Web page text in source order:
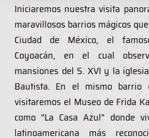
Iniciaremos nuestra visita
maravillosos barrios mágicos
Ciudad de México, el
Coyoacán, en el cual
mansiones del S. XVI y la
Bautista. En el mismo barrio
visitaremos el Museo de Frida
como “La Casa Azul” donde
latinoamericana más